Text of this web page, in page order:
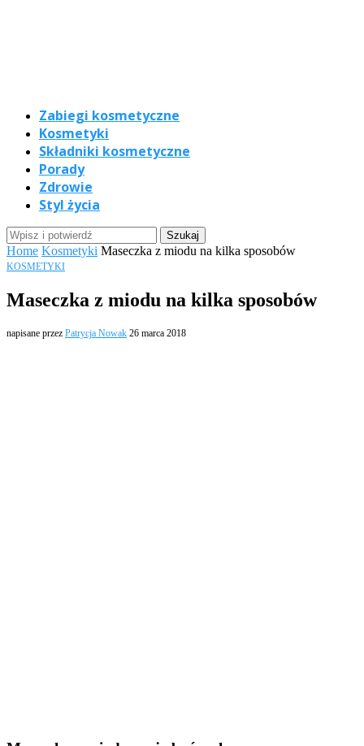
Zabiegi kosmetyczne
Kosmetyki
Składniki kosmetyczne
Porady
Zdrowie
Styl życia
Home Kosmetyki Maseczka z miodu na kilka sposobów
KOSMETYKI
Maseczka z miodu na kilka sposobów
napisane przez Patrycja Nowak 26 marca 2018